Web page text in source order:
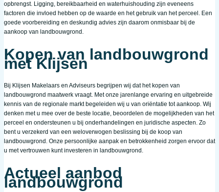
opbrengst. Ligging, bereikbaarheid en waterhuishouding zijn eveneens
factoren die invloed hebben op de waarde en het gebruik van het perceel. Een
goede voorbereiding en deskundig advies zijn daarom onmisbaar bij de
aankoop van landbouwgrond.
Kopen van landbouwgrond
met Klijsen
Bij Klijsen Makelaars en Adviseurs begrijpen wij dat het kopen van
landbouwgrond maatwerk vraagt. Met onze jarenlange ervaring en uitgebreide
kennis van de regionale markt begeleiden wij u van oriëntatie tot aankoop. Wij
denken met u mee over de beste locatie, beoordelen de mogelijkheden van het
perceel en ondersteunen u bij onderhandelingen en juridische aspecten. Zo
bent u verzekerd van een weloverwogen beslissing bij de koop van
landbouwgrond. Onze persoonlijke aanpak en betrokkenheid zorgen ervoor dat
u met vertrouwen kunt investeren in landbouwgrond.
Actueel aanbod
landbouwgrond